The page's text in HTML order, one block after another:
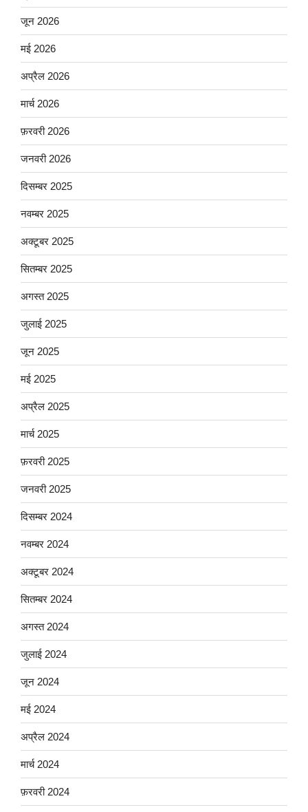
जून 2026
मई 2026
अप्रैल 2026
मार्च 2026
फ़रवरी 2026
जनवरी 2026
दिसम्बर 2025
नवम्बर 2025
अक्टूबर 2025
सितम्बर 2025
अगस्त 2025
जुलाई 2025
जून 2025
मई 2025
अप्रैल 2025
मार्च 2025
फ़रवरी 2025
जनवरी 2025
दिसम्बर 2024
नवम्बर 2024
अक्टूबर 2024
सितम्बर 2024
अगस्त 2024
जुलाई 2024
जून 2024
मई 2024
अप्रैल 2024
मार्च 2024
फ़रवरी 2024